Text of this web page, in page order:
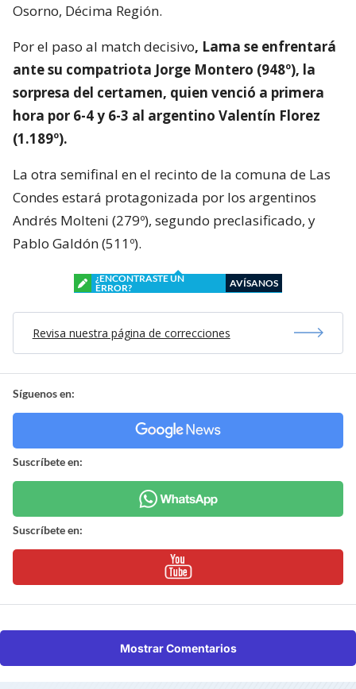
Osorno, Décima Región.
Por el paso al match decisivo, Lama se enfrentará
ante su compatriota Jorge Montero (948º), la
sorpresa del certamen, quien venció a primera
hora por 6-4 y 6-3 al argentino Valentín Florez
(1.189º).
La otra semifinal en el recinto de la comuna de Las
Condes estará protagonizada por los argentinos
Andrés Molteni (279º), segundo preclasificado, y
Pablo Galdón (511º).
¿ENCONTRASTE UN
ERROR?
AVÍSANOS
Revisa nuestra página de correcciones
Síguenos en:
Suscríbete en:
Suscríbete en:
Mostrar Comentarios